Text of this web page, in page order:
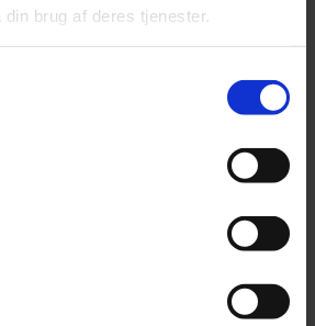
brug af deres tjenester.
sende markedsføring pr. e-mail, og
dokumenterbart samtykke?